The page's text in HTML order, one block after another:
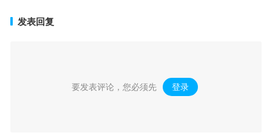
发表回复
要发表评论，您必须先 登录 。